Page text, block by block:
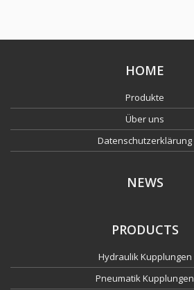
HOME
Produkte
Über uns
Datenschutzerklärung
NEWS
PRODUCTS
Hydraulik Kupplungen
Pneumatik Kupplungen